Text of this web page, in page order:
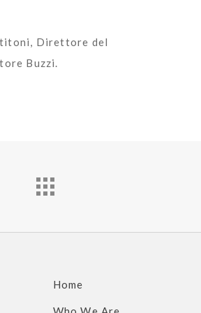
Direttore del
Buzzi.
Home